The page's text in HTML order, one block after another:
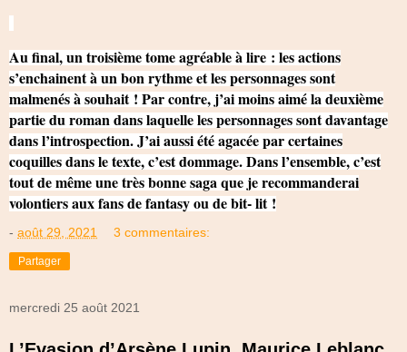
Au final, un troisième tome agréable à lire : les actions
s’enchainent à un bon rythme et les personnages sont
malmenés à souhait ! Par contre, j’ai moins aimé la deuxième
partie du roman dans laquelle les personnages sont davantage
dans l’introspection. J’ai aussi été agacée par certaines
coquilles dans le texte, c’est dommage. Dans l’ensemble, c’est
tout de même une très bonne saga que je recommanderai
volontiers aux fans de fantasy ou de bit- lit !
- août 29, 2021 3 commentaires:
Partager
mercredi 25 août 2021